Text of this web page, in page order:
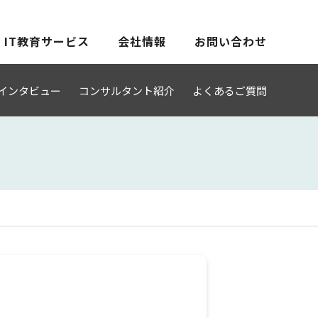
IT教育サービス 会社情報 お問い合わせ
ンタビュー コンサルタント紹介 よくあるご質問